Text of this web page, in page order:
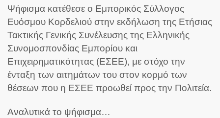
Ψήφισμα κατέθεσε ο Εμπορικός Σύλλογος
Ευόσμου Κορδελιού στην εκδήλωση της Ετήσιας
Τακτικής Γενικής Συνέλευσης της Ελληνικής
Συνομοσπονδίας Εμπορίου και
Επιχειρηματικότητας (ΕΣΕΕ), με στόχο την
ένταξη των αιτημάτων του στον κορμό των
θέσεων που η ΕΣΕΕ προωθεί προς την Πολιτεία.
Αναλυτικά το ψήφισμα…